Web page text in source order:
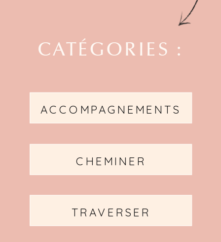
CATÉGORIES :
ACCOMPAGNEMENTS
CHEMINER
TRAVERSER